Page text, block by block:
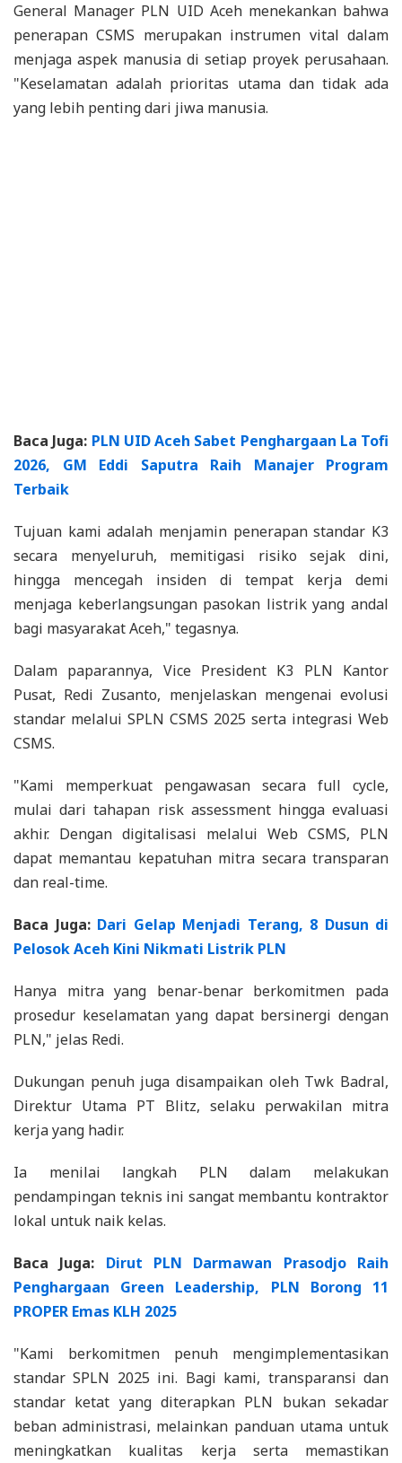
General Manager PLN UID Aceh menekankan bahwa
penerapan CSMS merupakan instrumen vital dalam
menjaga aspek manusia di setiap proyek perusahaan.
"Keselamatan adalah prioritas utama dan tidak ada
yang lebih penting dari jiwa manusia.
Baca Juga: PLN UID Aceh Sabet Penghargaan La Tofi
2026, GM Eddi Saputra Raih Manajer Program
Terbaik
Tujuan kami adalah menjamin penerapan standar K3
secara menyeluruh, memitigasi risiko sejak dini,
hingga mencegah insiden di tempat kerja demi
menjaga keberlangsungan pasokan listrik yang andal
bagi masyarakat Aceh," tegasnya.
Dalam paparannya, Vice President K3 PLN Kantor
Pusat, Redi Zusanto, menjelaskan mengenai evolusi
standar melalui SPLN CSMS 2025 serta integrasi Web
CSMS.
"Kami memperkuat pengawasan secara full cycle,
mulai dari tahapan risk assessment hingga evaluasi
akhir. Dengan digitalisasi melalui Web CSMS, PLN
dapat memantau kepatuhan mitra secara transparan
dan real-time.
Baca Juga: Dari Gelap Menjadi Terang, 8 Dusun di
Pelosok Aceh Kini Nikmati Listrik PLN
Hanya mitra yang benar-benar berkomitmen pada
prosedur keselamatan yang dapat bersinergi dengan
PLN," jelas Redi.
Dukungan penuh juga disampaikan oleh Twk Badral,
Direktur Utama PT Blitz, selaku perwakilan mitra
kerja yang hadir.
Ia menilai langkah PLN dalam melakukan
pendampingan teknis ini sangat membantu kontraktor
lokal untuk naik kelas.
Baca Juga: Dirut PLN Darmawan Prasodjo Raih
Penghargaan Green Leadership, PLN Borong 11
PROPER Emas KLH 2025
"Kami berkomitmen penuh mengimplementasikan
standar SPLN 2025 ini. Bagi kami, transparansi dan
standar ketat yang diterapkan PLN bukan sekadar
beban administrasi, melainkan panduan utama untuk
meningkatkan kualitas kerja serta memastikan